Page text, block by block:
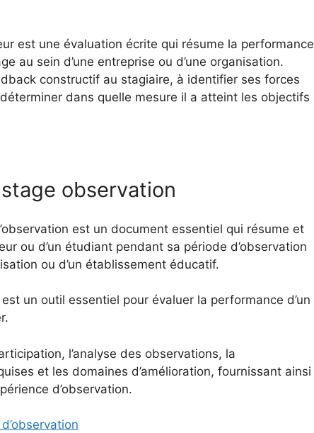
est une évaluation écrite qui résume la performance
au sein d’une entreprise ou d’une organisation.
constructif au stagiaire, à identifier ses forces
dans quelle mesure il a atteint les objectifs
observation
est un document essentiel qui résume et
ou d’un étudiant pendant sa période d’observation
ou d’un établissement éducatif.
un outil essentiel pour évaluer la performance d’un
l’analyse des observations, la
et les domaines d’amélioration, fournissant ainsi
d’observation.